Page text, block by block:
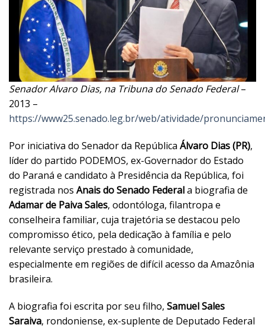
Senador Alvaro Dias, na Tribuna do Senado Federal–
2013 –
https://www25.senado.leg.br/web/atividade/
Por iniciativa do Senador da República Álvaro Dias (PR),
líder do partido PODEMOS, ex-Governador do Estado
do Paraná e candidato à Presidência da República, foi
registrada nos Anais do Senado Federala biografia de
Adamar de Paiva Sales, odontóloga, filantropa e
conselheira familiar, cuja trajetória se destacou pelo
compromisso ético, pela dedicação à família e pelo
relevante serviço prestado à comunidade,
especialmente em regiões de difícil acesso da Amazônia
brasileira.
A biografia foi escrita por seu filho, Samuel Sales
Saraiva, rondoniense, ex-suplente de Deputado Federal